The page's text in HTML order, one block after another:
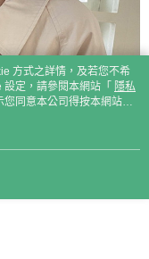
方式之詳情，及若您不希
定，請參閱本網站「 隱私
同意本公司得按本網站使